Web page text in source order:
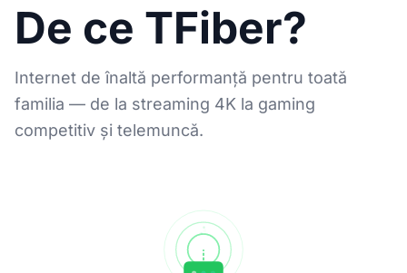
De ce TFiber?
Internet de înaltă performanță pentru toată
familia — de la streaming 4K la gaming
competitiv și telemuncă.